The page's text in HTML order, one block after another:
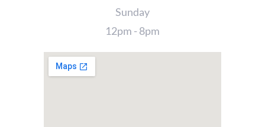
Sunday
12pm - 8pm